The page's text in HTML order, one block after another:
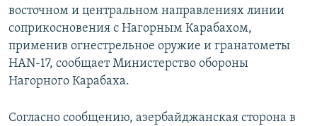
восточном и центральном направлениях линии
соприкосновения с Нагорным Карабахом,
применив огнестрельное оружие и гранатометы
HAN-17, сообщает Министерство обороны
Нагорного Карабаха.
Согласно сообщению, азербайджанская сторона в